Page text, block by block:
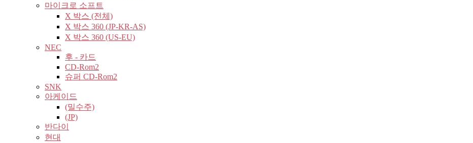
마이크로 소프트
X 박스 (전체)
X 박스 360 (JP-KR-AS)
X 박스 360 (US-EU)
NEC
후 - 카드
CD-Rom2
슈퍼 CD-Rom2
SNK
아케이드
(밀수주)
(JP)
반다이
현대